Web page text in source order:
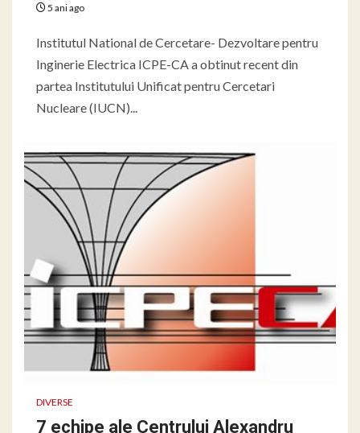
5 ani ago
Institutul National de Cercetare- Dezvoltare pentru
Inginerie Electrica ICPE-CA a obtinut recent din
partea Institutului Unificat pentru Cercetari
Nucleare (IUCN)...
DIVERSE
7 echipe ale Centrului Alexandru